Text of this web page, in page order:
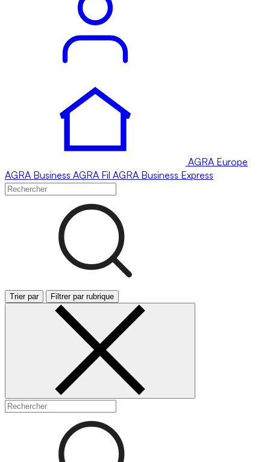
AGRA Europe
AGRA Business AGRA Fil AGRA Business Express
Trier par Filtrer par rubrique